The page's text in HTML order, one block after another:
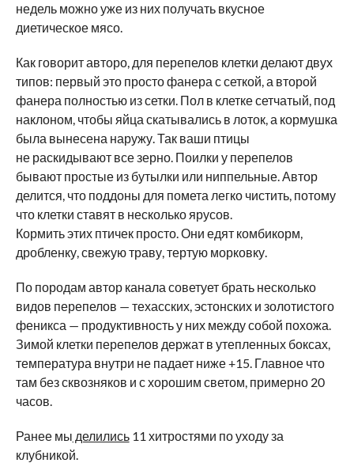
недель можно уже из них получать вкусное
диетическое мясо.
Как говорит авторо, для перепелов клетки делают двух
типов: первый это просто фанера с сеткой, а второй
фанера полностью из сетки. Пол в клетке сетчатый, под
наклоном, чтобы яйца скатывались в лоток, а кормушка
была вынесена наружу. Так ваши птицы
не раскидывают все зерно. Поилки у перепелов
бывают простые из бутылки или ниппельные. Автор
делится, что поддоны для помета легко чистить, потому
что клетки ставят в несколько ярусов.
Кормить этих птичек просто. Они едят комбикорм,
дробленку, свежую траву, тертую морковку.
По породам автор канала советует брать несколько
видов перепелов — техасских, эстонских и золотистого
феникса — продуктивность у них между собой похожа.
Зимой клетки перепелов держат в утепленных боксах,
температура внутри не падает ниже +15. Главное что
там без сквозняков и с хорошим светом, примерно 20
часов.
Ранее мы делились11 хитростями по уходу за
клубникой.